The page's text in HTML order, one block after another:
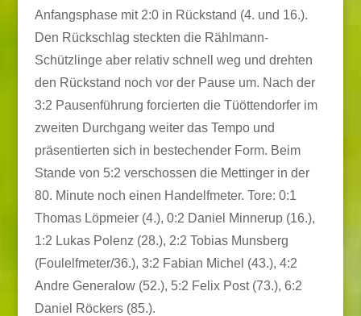
Anfangsphase mit 2:0 in Rückstand (4. und 16.).
Den Rückschlag steckten die Rählmann-
Schützlinge aber relativ schnell weg und drehten
den Rückstand noch vor der Pause um. Nach der
3:2 Pausenführung forcierten die Tüöttendorfer im
zweiten Durchgang weiter das Tempo und
präsentierten sich in bestechender Form. Beim
Stande von 5:2 verschossen die Mettinger in der
80. Minute noch einen Handelfmeter. Tore: 0:1
Thomas Löpmeier (4.), 0:2 Daniel Minnerup (16.),
1:2 Lukas Polenz (28.), 2:2 Tobias Munsberg
(Foulelfmeter/36.), 3:2 Fabian Michel (43.), 4:2
Andre Generalow (52.), 5:2 Felix Post (73.), 6:2
Daniel Röckers (85.).